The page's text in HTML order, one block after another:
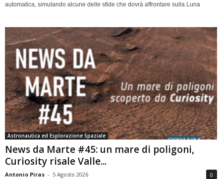
automatica, simulando alcune delle sfide che dovrà affrontare sulla Luna
Astronautica ed Esplorazione Spaziale
News da Marte #45: un mare di poligoni,
Curiosity risale Valle...
Antonio Piras - 5 Agosto 2026 0